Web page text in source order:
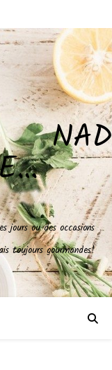
NAD
jours ou des occasions
toujours gourmandes!